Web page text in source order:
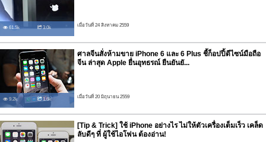
61.5k 3.0k เมื่อวันที่ 24 สิงหาคม 2559
9.2k 1.6k
ศาลจีนสั่งห้ามขาย iPhone 6 และ 6 Plus ชี้ก็อปปี้ดีไซน์มือถือ
จีน ล่าสุด Apple ยื่นอุทธรณ์ ยืนยันยั...
เมื่อวันที่ 20 มิถุนายน 2559
[Tip & Trick] ใช้ iPhone อย่างไร ไม่ให้ตัวเครื่องเต็มเร็ว เคล็ด
ลับดีๆ ที่ ผู้ใช้ไอโฟน ต้องอ่าน!